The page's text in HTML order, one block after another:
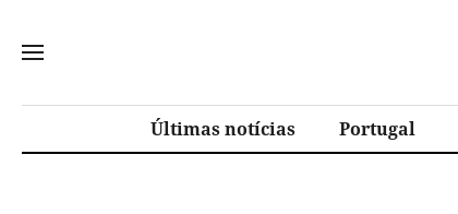
Últimas notícias Portugal